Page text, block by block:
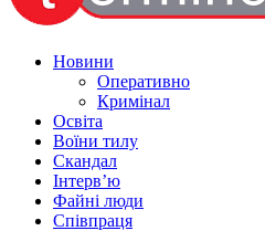
Новини
Оперативно
Кримінал
Освіта
Воїни тилу
Скандал
Інтерв’ю
Файні люди
Співпраця